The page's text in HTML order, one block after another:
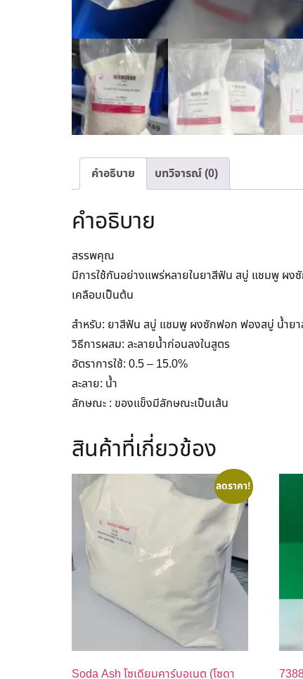
คำอธิบาย บทวิจารณ์ (0)
คำอธิบาย
สรรพคุณ
มีการใช้กันอย่างแพร่หลายในยาสีฟัน สบู่ แชมพู ผงซั
เคลือบเป็นต้น
สำหรับ: ยาสีฟัน สบู่ แชมพู ผงซักฟอก ฟองสบู่ น้ำยา
วิธีการผสม: ละลายน้ำก่อนลงในสูตร
อัตราการใช้: 0.5 – 15.0%
ละลาย: น้ำ
ลักษณะ : ของแข็งมีลักษณะเป็นเส้น
สินค้าที่เกี่ยวข้อง
ลดราคา!
Soda Ash โซเดียมคาร์บอเนต (โซดา